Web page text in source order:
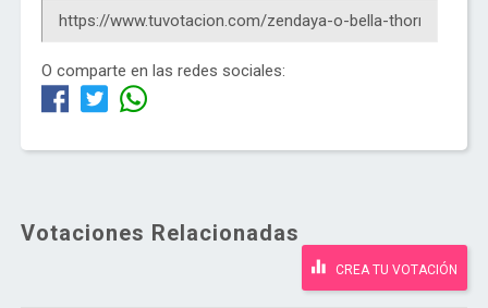
O comparte en las redes sociales:
Votaciones Relacionadas
CREA TU VOTACIÓN